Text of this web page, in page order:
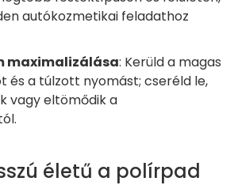
autókozmetikai feladathoz
maximalizálása: Kerüld a magas
és a túlzott nyomást; cseréld le,
vagy eltömődik a
életű a polírpad